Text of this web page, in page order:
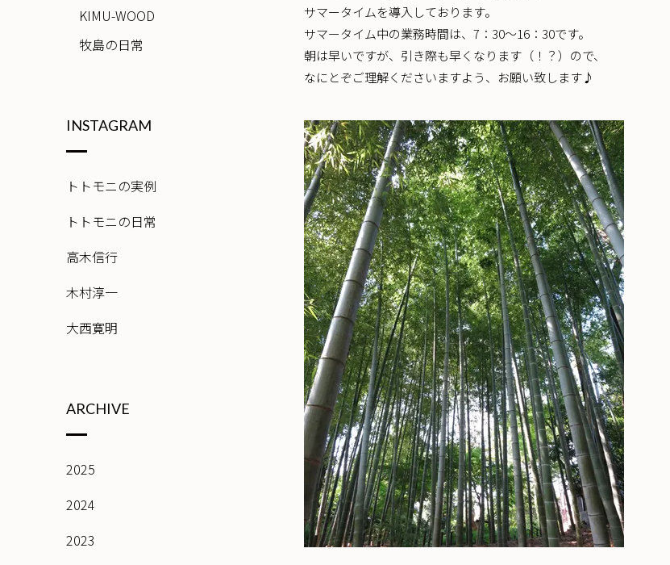
サマータイムを導入しております。
サマータイム中の業務時間は、7：30〜16：30です。
朝は早いですが、引き際も早くなります（！？）ので、
なにとぞご理解くださいますよう、お願い致します♪
KIMU-WOOD
牧島の日常
INSTAGRAM
トトモニの実例
トトモニの日常
高木信行
木村淳一
大西寛明
ARCHIVE
2025
2024
2023